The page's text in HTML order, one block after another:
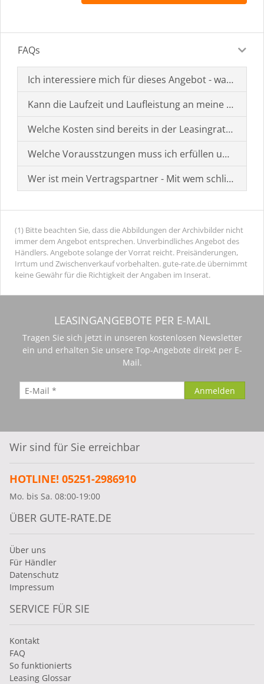
FAQs
Ich interessiere mich für dieses Angebot - was muss
Kann die Laufzeit und Laufleistung an meine
Welche Kosten sind bereits in der Leasingrate
Welche Vorausstzungen muss ich erfüllen um einen
Wer ist mein Vertragspartner - Mit wem schließe ich
(1) Bitte beachten Sie, dass die Abbildungen der Archivbilder nicht
immer dem Angebot entsprechen. Unverbindliches Angebot des
Händlers. Angebote solange der Vorrat reicht. Preisänderungen,
Irrtum und Zwischenverkauf vorbehalten. gute-rate.de übernimmt
keine Gewähr für die Richtigkeit der Angaben im Inserat.
LEASINGANGEBOTE PER E-MAIL
Tragen Sie sich jetzt in unseren kostenlosen Newsletter
ein und erhalten Sie unsere Top-Angebote direkt per E-
Mail.
Wir sind für Sie erreichbar
HOTLINE! 05251-2986910
Mo. bis Sa. 08:00-19:00
ÜBER GUTE-RATE.DE
Über uns
Für Händler
Datenschutz
Impressum
SERVICE FÜR SIE
Kontakt
FAQ
So funktionierts
Leasing Glossar